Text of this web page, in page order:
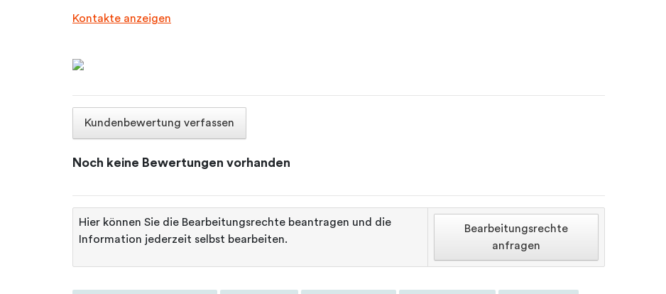
Kontakte anzeigen
Kundenbewertung verfassen
Noch keine Bewertungen vorhanden
Hier können Sie die Bearbeitungsrechte beantragen und die
Information jederzeit selbst bearbeiten.
Bearbeitungsrechte
anfragen